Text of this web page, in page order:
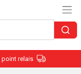
point relais